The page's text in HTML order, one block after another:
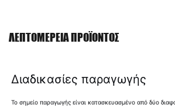
ΛΕΠΤΟΜΈΡΕΙΑ ΠΡΟΪΌΝΤΟΣ
Διαδικασίες παραγωγής
Το σημείο παραγωγής είναι κατασκευασμένο από δύο